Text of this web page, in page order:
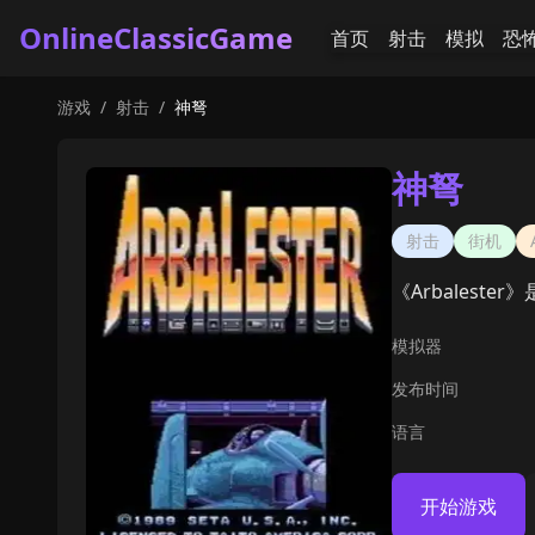
OnlineClassicGame 首页 射击 模拟 恐
游戏 / 射击 / 神弩
神弩
射击 街机
《Arbalester》
模拟器
发布时间
语言
开始游戏